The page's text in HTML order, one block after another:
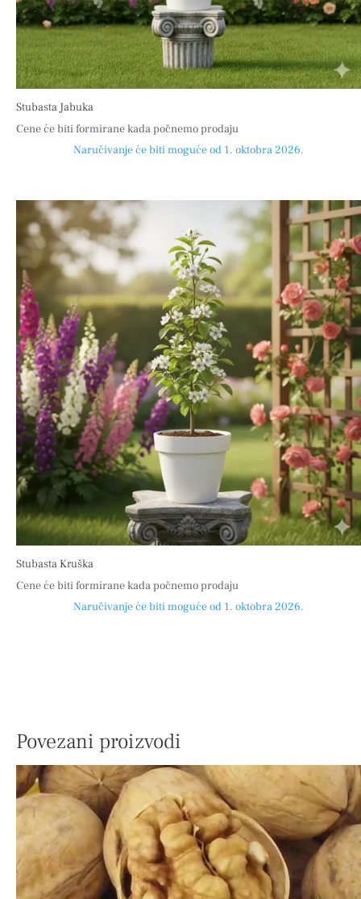
Stubasta Jabuka
Cene će biti formirane kada počnemo prodaju
Naručivanje će biti moguće od 1. oktobra 2026.
Stubasta Kruška
Cene će biti formirane kada počnemo prodaju
Naručivanje će biti moguće od 1. oktobra 2026.
Povezani proizvodi